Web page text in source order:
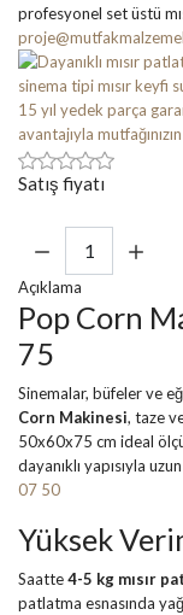
profesyonel set üstü
Satış fiyatı
Açıklama
Pop Corn
75
Sinemalar, büfeler ve
Corn Makinesi, taze
50x60x75 cm ideal
dayanıklı yapısıyla
07 50
Yüksek
Saatte4-5 kg mısır
patlatma esnasında